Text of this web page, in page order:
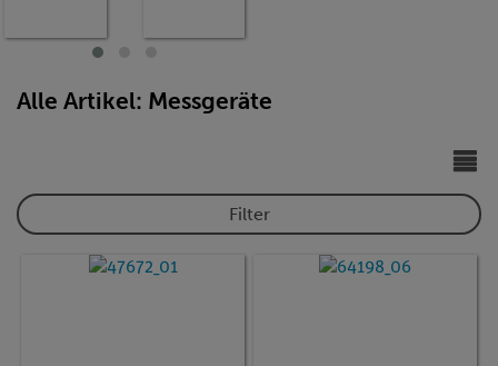
Widersta
tur
Alle Artikel: Messgeräte
Filter